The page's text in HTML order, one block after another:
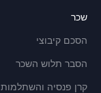
שכר
הסכם קיבוצי
הסבר תלוש השכר
קרן פנסיה והשתלמות